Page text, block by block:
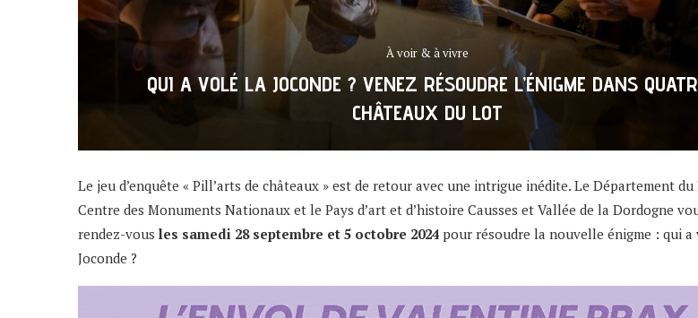
À voir & à vivre
QUI A VOLÉ LA JOCONDE ? VENEZ RÉSOUDRE L’ÉNIGME DANS
CHÂTEAUX DU LOT
Le jeu d’enquête « Pill’arts de châteaux » est de retour avec une intrigue inédite. Le Département
Centre des Monuments Nationaux et le Pays d’art et d’histoire Causses et Vallée de la Dordogne
rendez-vous les samedi 28 septembre et 5 octobre 2024 pour résoudre la nouvelle énigme : qui a
Joconde ?